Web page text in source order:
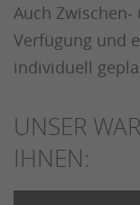
Auch
Verfügung und
individuell
UNSER
IHNEN: